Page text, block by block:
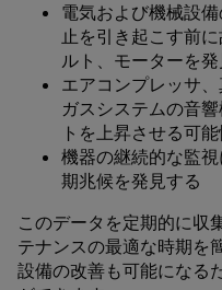
電気および機械設
止を引き起こす前
ルト、モーターを発
エアコンプレッサ
ガスシステムの音
トを上昇させる可
機器の継続的な監
期兆候を発見する
このデータを定期的に収
テナンスの最適な時期を
設備の改善も可能になる